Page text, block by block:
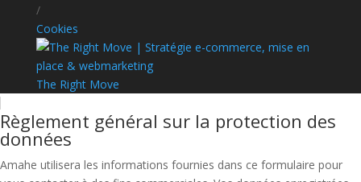
/
Cookies
The Right Move
Règlement général sur la protection des
données
Amahe utilisera les informations fournies dans ce formulaire pour